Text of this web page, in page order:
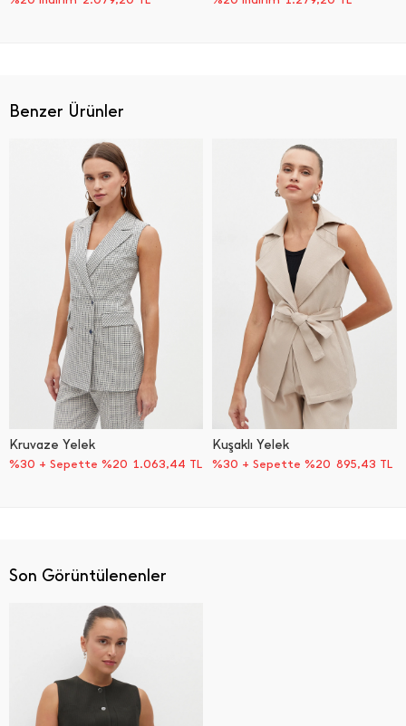
Benzer Ürünler
Kruvaze Yelek
%30 + Sepette %20 1.063,44 TL
Kuşaklı Yelek
%30 + Sepette %20 895,43 TL
Son Görüntülenenler